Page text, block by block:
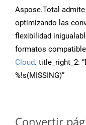
Aspose.Total
optimizando las
flexibilidad
formatos
Cloud. title_right_2:
%!s(MISSING)”
Convertir